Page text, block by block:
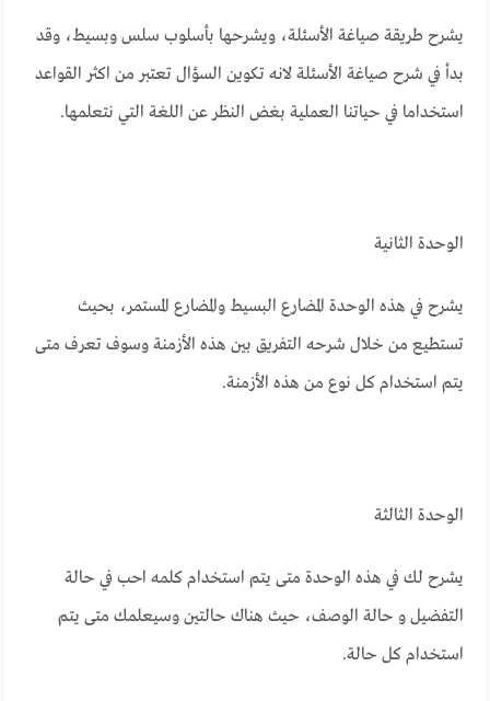
يشرح طريقة صياغة الأسئلة، ويشرحها بأسلوب سلس وبسيط، وقد
بدأ في شرح صياغة الأسئلة لانه تكوين السؤال تعتبر من اكثر القواعد
استخداما في حياتنا العملية بغض النظر عن اللغة التي نتعلمها.
الوحدة الثانية
يشرح في هذه الوحدة المضارع البسيط والمضارع المستمر، بحيث
تستطيع من خلال شرحه التفريق بين هذه الأزمنة وسوف تعرف متى
يتم استخدام كل نوع من هذه الأزمنة.
الوحدة الثالثة
يشرح لك في هذه الوحدة متى يتم استخدام كلمه احب في حالة
التفضيل و حالة الوصف، حيث هناك حالتين وسيعلمك متى يتم
استخدام كل حالة.